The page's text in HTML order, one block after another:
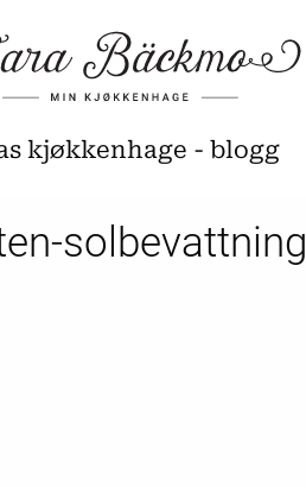
kjøkkenhage - blogg
solbevattning